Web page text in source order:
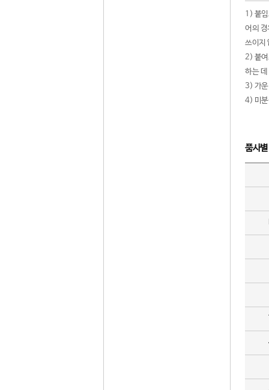
1) 붙
어의
쓰이지
2) 붙여
하는
3) 가운
4) 미분
품사